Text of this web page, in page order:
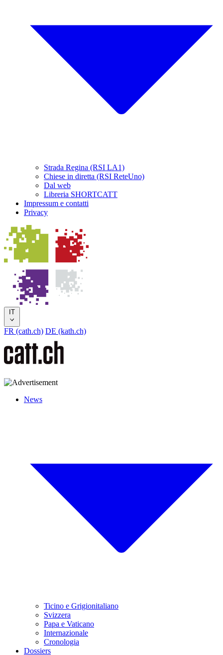
Strada Regina (RSI LA1)
Chiese in diretta (RSI ReteUno)
Dal web
Libreria SHORTCATT
Impressum e contatti
Privacy
IT
FR (cath.ch) DE (kath.ch)
News
Ticino e Grigionitaliano
Svizzera
Papa e Vaticano
Internazionale
Cronologia
Dossiers